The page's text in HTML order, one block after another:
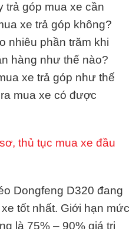
trả góp mua xe cần
xe trả góp không?
nhiêu phần trăm khi
hàng như thế nào?
xe trả góp như thế
mua xe có được
thủ tục mua xe đầu
Dongfeng D320 đang
tốt nhất. Giới hạn mức
là 75% – 90% giá trị